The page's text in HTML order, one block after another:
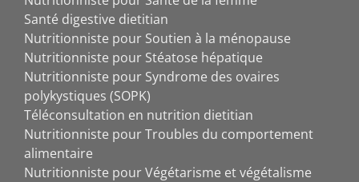
Santé digestive dietitian
Nutritionniste pour Soutien à la ménopause
Nutritionniste pour Stéatose hépatique
Nutritionniste pour Syndrome des ovaires
polykystiques (SOPK)
Téléconsultation en nutrition dietitian
Nutritionniste pour Troubles du comportement
alimentaire
Nutritionniste pour Végétarisme et végétalisme